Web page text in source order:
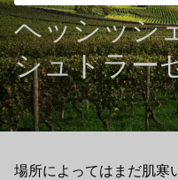
ヘッシッシ
シュトラー
場所によってはまだ肌寒